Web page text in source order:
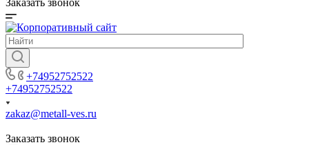
Заказать звонок
+74952752522
+74952752522
zakaz@metall-ves.ru
Заказать звонок